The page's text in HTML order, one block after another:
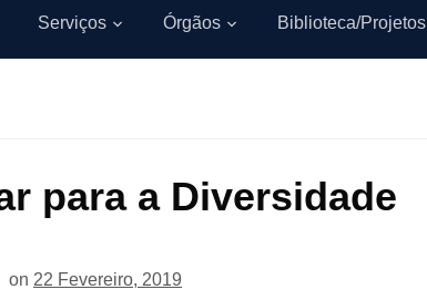
Serviços Órgãos Biblioteca/Projetos
para a Diversidade
on 22 Fevereiro, 2019